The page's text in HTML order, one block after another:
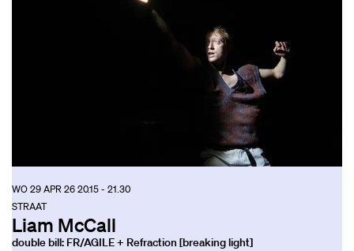
Liam McCall
double bill: FR/AGILE + Refraction [breaking light]
STRAAT
WO 29 APR 2620.15 - 21.30